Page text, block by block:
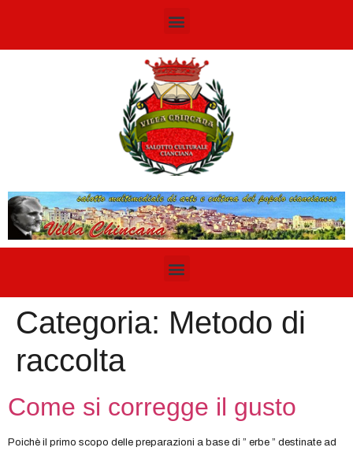
Categoria: Metodo di
raccolta
Come si corregge il gusto
Poichè il primo scopo delle preparazioni a base di ” erbe ” destinate ad